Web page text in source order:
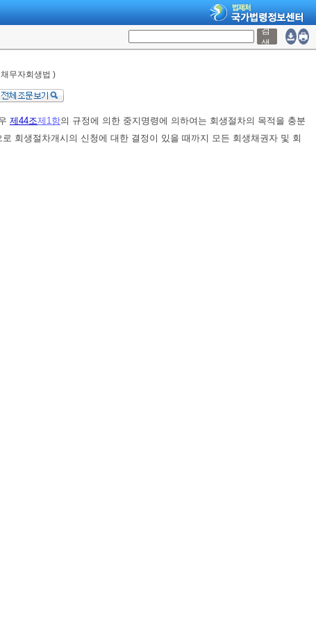
검
색
무자회생법 )
제44조제1항의 규정에 의한 중지명령에 의하여는 회생절차의 목적을 충분
회생절차개시의 신청에 대한 결정이 있을 때까지 모든 회생채권자 및 회